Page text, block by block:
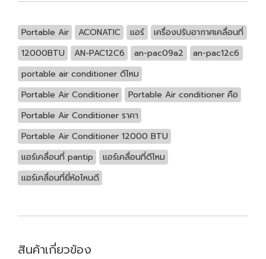
Portable Air ACONATIC แอร์
เครื่องปรับอากาศเคลื่อนที่
12000BTU
AN-PAC12C6 an-pac09a2
an-pac12c6
portable air conditioner ดีไหม
Portable Air Conditioner
Portable Air conditioner คือ
Portable Air Conditioner ราคา
Portable Air Conditioner 12000 BTU
แอร์เคลื่อนที่ pantip
แอร์เคลื่อนที่ดีไหม
แอร์เคลื่อนที่ยี่ห้อไหนดี
สินค้าเกี่ยวข้อง